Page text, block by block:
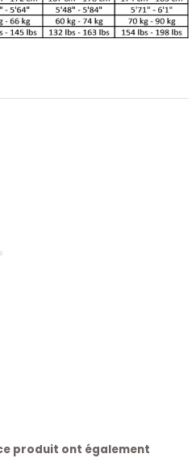
produit ont également